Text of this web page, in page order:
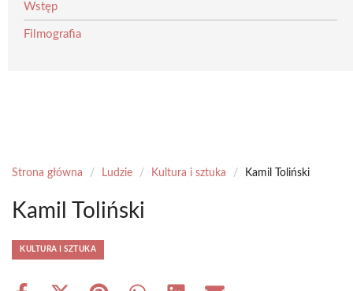
Wstęp
Filmografia
Strona główna / Ludzie / Kultura i sztuka / Kamil Toliński
Kamil Toliński
KULTURA I SZTUKA